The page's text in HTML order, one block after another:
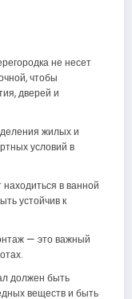
не несет
чтобы
дверей и
жилых и
условий в
в ванной
устойчив к
— это важный
должен быть
веществ и быть